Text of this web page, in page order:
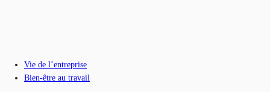
Vie de l’entreprise
Bien-être au travail